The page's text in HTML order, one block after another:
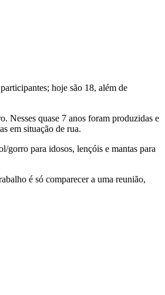
hoje são 18, além de
Nesses quase 7 anos foram produzidas e
em situação de rua.
gorro para idosos, lençóis e mantas para
é só comparecer a uma reunião,